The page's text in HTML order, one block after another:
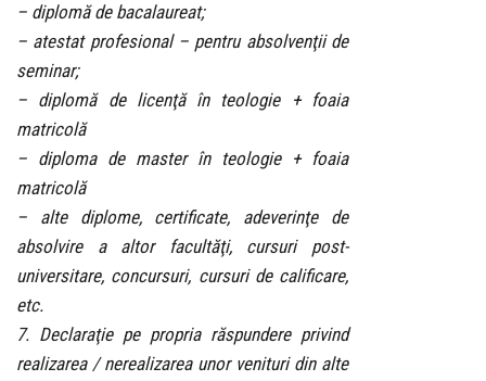
– diplomă de bacalaureat;
– atestat profesional – pentru absolvenţii de
seminar;
– diplomă de licenţă în teologie + foaia
matricolă
– diploma de master în teologie + foaia
matricolă
– alte diplome, certificate, adeverinţe de
absolvire a altor facultăţi, cursuri post-
universitare, concursuri, cursuri de calificare,
etc.
7. Declaraţie pe propria răspundere privind
realizarea / nerealizarea unor venituri din alte